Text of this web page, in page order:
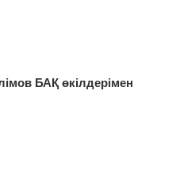
БАҚ өкілдерімен